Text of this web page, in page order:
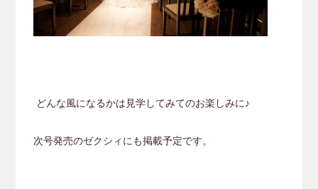
どんな風になるかは見学してみてのお楽しみに♪
次号発売のゼクシィにも掲載予定です。